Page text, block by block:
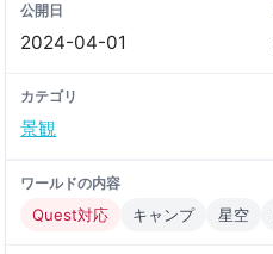
公開日
2024-04-01
カテゴリ
景観
ワールドの内容
Quest対応 キャンプ 星空